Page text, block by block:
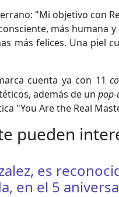
"Mi objetivo con
más humana
más felices. Una piel
cuenta ya con 11
además de un
"You Are the Real
pueden
es
en el 5